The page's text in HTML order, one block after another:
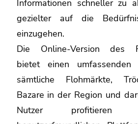
Informationen schneller zu
gezielter auf die
einzugehen.
Die Online-Version des
bietet einen
sämtliche Flohmärkte,
Bazare in der Region und
Nutzer